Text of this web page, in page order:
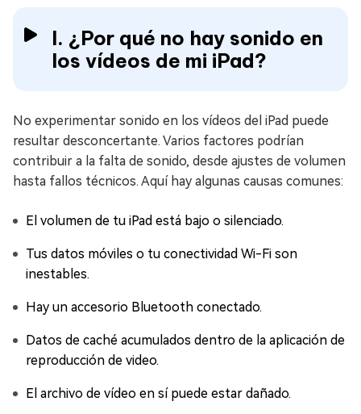
I. ¿Por qué no hay sonido en
los vídeos de mi iPad?
No experimentar sonido en los vídeos del iPad puede
resultar desconcertante. Varios factores podrían
contribuir a la falta de sonido, desde ajustes de volumen
hasta fallos técnicos. Aquí hay algunas causas comunes:
El volumen de tu iPad está bajo o silenciado.
Tus datos móviles o tu conectividad Wi-Fi son
inestables.
Hay un accesorio Bluetooth conectado.
Datos de caché acumulados dentro de la aplicación de
reproducción de video.
El archivo de vídeo en sí puede estar dañado.